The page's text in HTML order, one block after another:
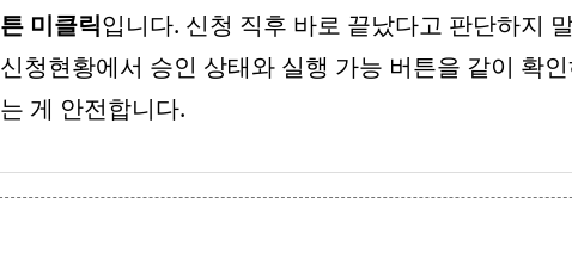
튼 미클릭입니다. 신청 직후 바로 끝났다고 판단하지
신청현황에서 승인 상태와 실행 가능 버튼을 같이 확
는 게 안전합니다.